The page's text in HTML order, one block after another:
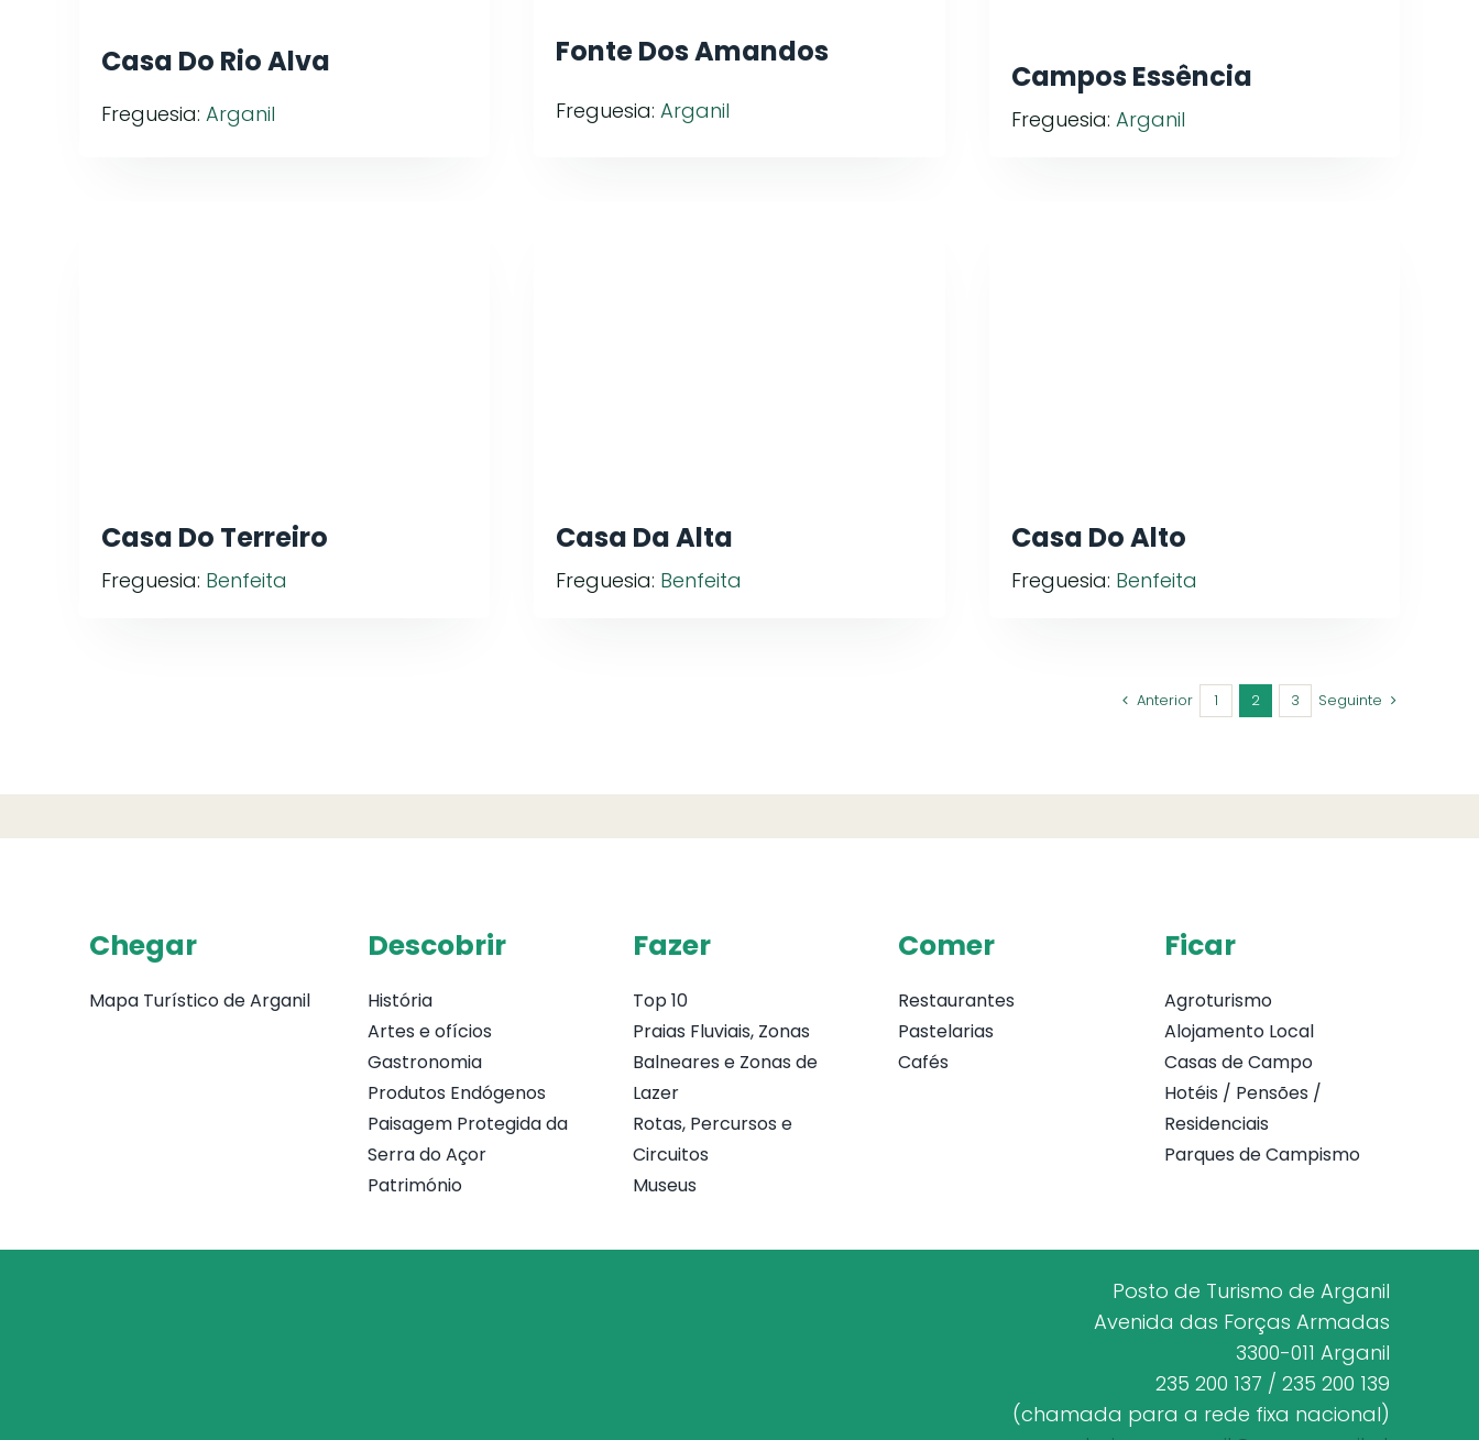
Casa Do Rio Alva
Freguesia: Arganil
Fonte Dos Amandos
Freguesia:Arganil
Campos Essência
Freguesia: Arganil
Casa Do Terreiro
Freguesia: Benfeita
Casa Da Alta
Freguesia: Benfeita
Casa Do Alto
Freguesia: Benfeita
Anterior 1 2 3 Seguinte
Chegar
Mapa Turístico de Arganil
Descobrir
História
Artes e ofícios
Gastronomia
Produtos Endógenos
Paisagem Protegida da
Serra do Açor
Património
Fazer
Top 10
Praias Fluviais, Zonas
Balneares e Zonas de
Lazer
Rotas, Percursos e
Circuitos
Museus
Comer
Restaurantes
Pastelarias
Cafés
Ficar
Agroturismo
Alojamento Local
Casas de Campo
Hotéis / Pensões /
Residenciais
Parques de Campismo
Posto de Turismo de Arganil
Avenida das Forças Armadas
3300-011 Arganil
235 200 137 / 235 200 139
(chamada para a rede fixa nacional)